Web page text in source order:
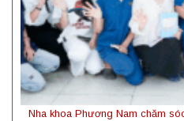
Nha khoa Phương Nam chăm